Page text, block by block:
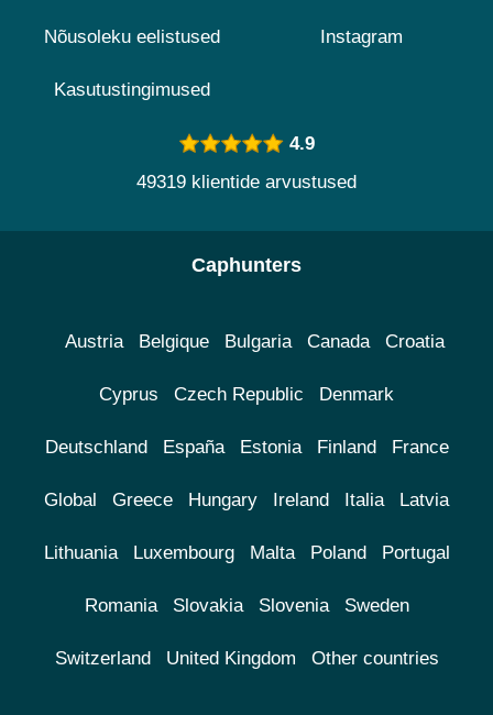
Nõusoleku eelistused
Kasutustingimused
Instagram
4.9
49319 klientide arvustused
Caphunters
Austria Belgique Bulgaria Canada Croatia
Cyprus Czech Republic Denmark
Deutschland España Estonia Finland France
Global Greece Hungary Ireland Italia Latvia
Lithuania Luxembourg Malta Poland Portugal
Romania Slovakia Slovenia Sweden
Switzerland United Kingdom Other countries